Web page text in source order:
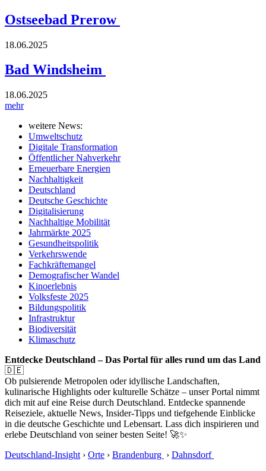
Ostseebad Prerow
18.06.2025
Bad Windsheim
18.06.2025
mehr
weitere News:
Umweltschutz
Digitale Transformation
Öffentlicher Nahverkehr
Erneuerbare Energien
Nachhaltigkeit
Deutschland
Deutsche Geschichte
Digitalisierung
Nachhaltige Mobilität
Jahrmärkte 2025
Gesundheitspolitik
Verkehrswende
Fachkräftemangel
Demografischer Wandel
Kinoerlebnis
Volksfeste 2025
Bildungspolitik
Infrastruktur
Biodiversität
Klimaschutz
Entdecke Deutschland – Das Portal für alles rund um das Land
🇩🇪
Ob pulsierende Metropolen oder idyllische Landschaften,
kulinarische Highlights oder kulturelle Schätze – unser Portal nimmt
dich mit auf eine Reise durch Deutschland. Entdecke spannende
Reiseziele, aktuelle News, Insider-Tipps und tiefgehende Einblicke
in die deutsche Geschichte und Lebensart. Lass dich inspirieren und
erlebe Deutschland von seiner besten Seite! 🚀✨
Deutschland-Insight › Orte › Brandenburg › Dahnsdorf